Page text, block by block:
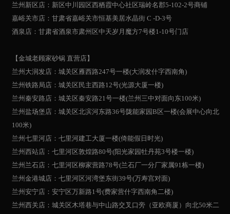
兰州新区店：新区中川园区西栖霞中心社区瑞岭名郡5-102-2号商铺
嘉峪关市店：甘肃省嘉峪关市恒基美居水晶街 C -D-3号
酒泉店：甘肃省酒泉市肃州区中天岁月魔方7号楼1-10号门店
【金城老顾家砂锅 直营店】
兰州大润发店：城关区雁西路247号一楼(大润发什字西南角)
兰州铁路局店：城关区民主西路12号(光源大厦一楼)
兰州秦安路店：城关区秦安路21号一楼(兰州三中对面向东100米)
兰州盐场堡店：城关区北滨河东路36号陇能家园B区一楼(会展中心向北
100米)
兰州七里河店：七里河建工大厦一楼(倚能假日时光)
兰州西站店：七里河区敦煌路80号(阳光家园牡丹苑3号楼一楼)
兰州兰石店：七里河区柳家营路78号(兰石厂一分厂家属91栋一楼)
兰州金港城店：七里河区河湾堡东街39号(万寿宫对面)
兰州安宁店：安宁区万新路1号(费家营什字西南角二楼)
兰州西关店：城关区木塔巷与中山路交叉口旁（亚欧商厦）向北50米二